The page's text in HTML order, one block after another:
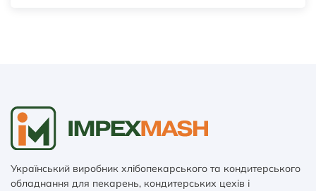
Український виробник хлібопекарського та кондитерського
обладнання для пекарень, кондитерських цехів і